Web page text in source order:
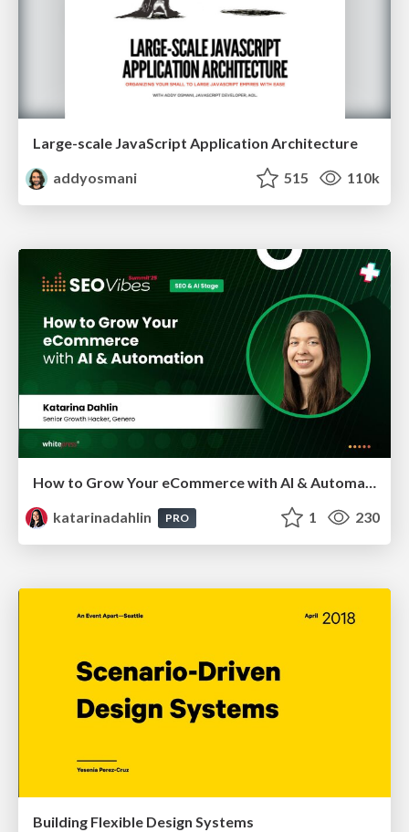
Large-scale JavaScript Application Architecture
addyosmani
515 110k
How to Grow Your eCommerce with AI & Automation
katarinadahlin
PRO 1 230
Building Flexible Design Systems